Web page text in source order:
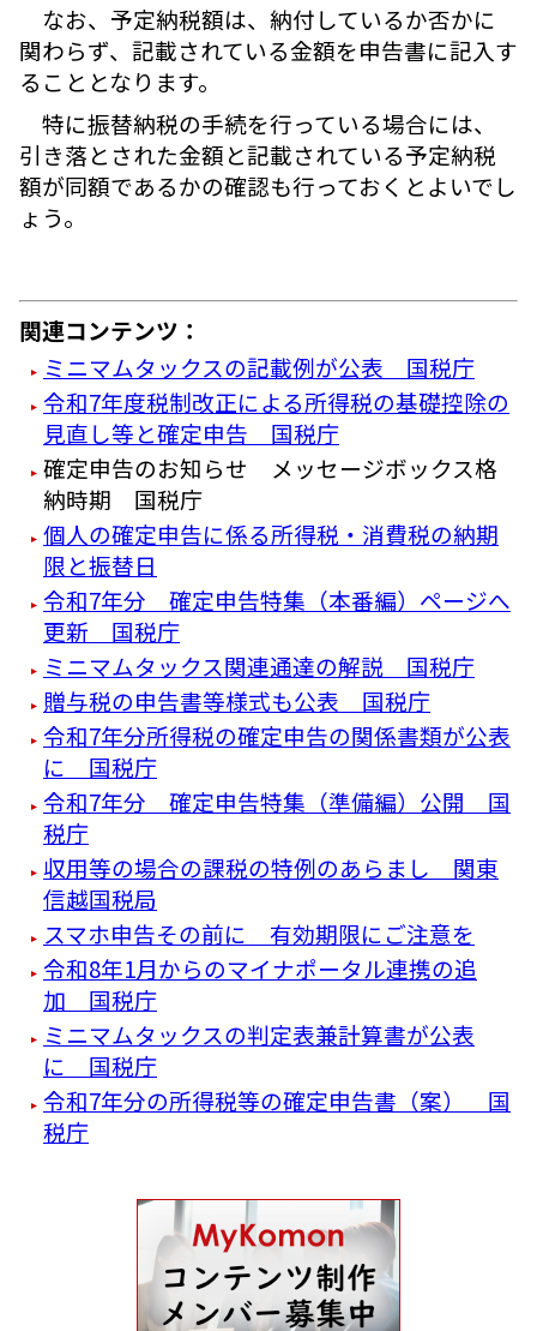
なお、予定納税額は、納付しているか否かに
関わらず、記載されている金額を申告書に記入す
ることとなります。
特に振替納税の手続を行っている場合には、
引き落とされた金額と記載されている予定納税
額が同額であるかの確認も行っておくとよいでし
ょう。
関連コンテンツ：
ミニマムタックスの記載例が公表 国税庁
令和7年度税制改正による所得税の基礎控除の
見直し等と確定申告 国税庁
確定申告のお知らせ メッセージボックス格
納時期 国税庁
個人の確定申告に係る所得税・消費税の納期
限と振替日
令和7年分 確定申告特集（本番編）ページへ
更新 国税庁
ミニマムタックス関連通達の解説 国税庁
贈与税の申告書等様式も公表 国税庁
令和7年分所得税の確定申告の関係書類が公表
に 国税庁
令和7年分 確定申告特集（準備編）公開 国
税庁
収用等の場合の課税の特例のあらまし 関東
信越国税局
スマホ申告その前に 有効期限にご注意を
令和8年1月からのマイナポータル連携の追
加 国税庁
ミニマムタックスの判定表兼計算書が公表
に 国税庁
令和7年分の所得税等の確定申告書（案） 国
税庁